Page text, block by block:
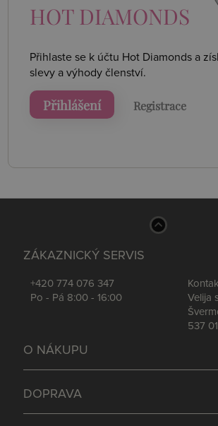
HOT DIAMONDS
Přihlaste se k účtu Hot Diamonds a
slevy a výhody členství.
Přihlášení Registrace
ZÁKAZNICKÝ SERVIS
+420 774 076 347
Po - Pá 8:00 - 16:00
Velija
537
O NÁKUPU
DOPRAVA